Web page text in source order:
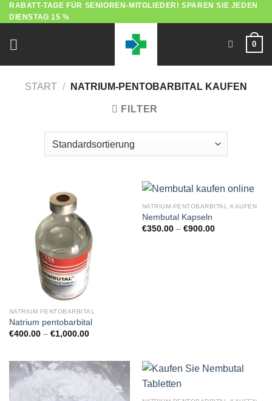
Zum
Inhalt
springen
RABATT-TAGE FÜR SENIOREN-MITGLIEDER! SPAREN SIE JEDEN
DIENSTAG 15 %
0
START / NATRIUM-PENTOBARBITAL KAUFEN
FILTER
NATRIUM PENTOBARBITAL
Natrium pentobarbital
€400.00 – €1,000.00Preisspanne:
NATRIUM-PENTOBARBITAL KAUFEN
Nembutal Kapseln
€350.00 – €900.00Preisspanne: